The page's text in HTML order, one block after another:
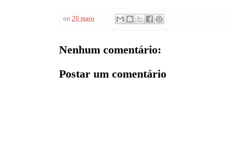
on 20 maio
Nenhum comentário:
Postar um comentário